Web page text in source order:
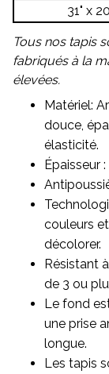
31" x
Tous nos tapis
fabriqués à la
élevées.
Matériel:
douce,
élasticité.
Épaisseur
couleurs
décolorer.
Résistant
de 3 ou
Le fond
une prise
longue.
Les tapis